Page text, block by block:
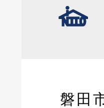
磐田